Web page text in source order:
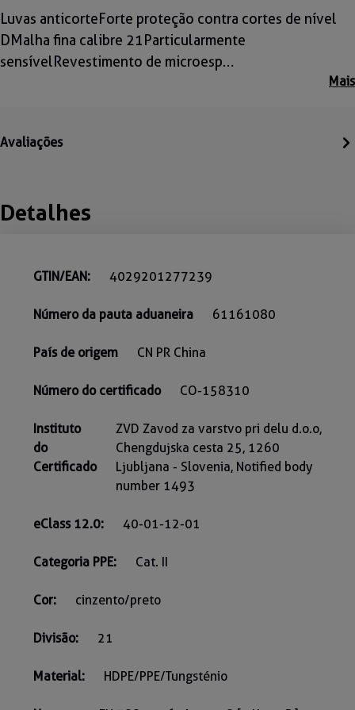
Luvas anticorteForte proteção contra cortes de nível
DMalha fina calibre 21 Particularmente
sensívelRevestimento de microesp…
Mais
Avaliações
Detalhes
GTIN/EAN: 4029201277239
Número da pauta aduaneira 61161080
País de origem CN PR China
Número do certificado CO-158310
Instituto
do
Certificado
ZVD Zavod za varstvo pri delu d.o.o,
Chengdujska cesta 25, 1260
Ljubljana - Slovenia, Notified body
number 1493
eClass 12.0: 40-01-12-01
Categoria PPE: Cat. II
Cor: cinzento/preto
Divisão: 21
Material: HDPE/PPE/Tungsténio